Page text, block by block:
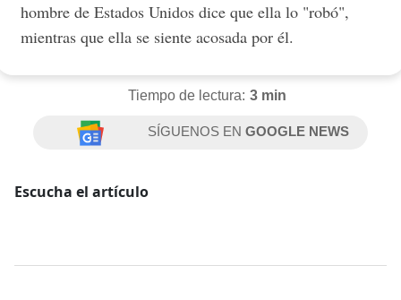
hombre de Estados Unidos dice que ella lo "robó",
mientras que ella se siente acosada por él.
Tiempo de lectura: 3 min
SÍGUENOS ENGOOGLE NEWS
Escucha el artículo